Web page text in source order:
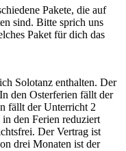
Pakete, die auf
sind. Bitte sprich uns
Paket für dich das
Solotanz enthalten. Der
den Osterferien fällt der
fällt der Unterricht 2
den Ferien reduziert
Der Vertrag ist
drei Monaten ist der